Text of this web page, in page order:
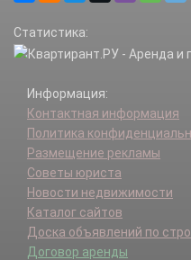
Статистика:
Информация:
Контактная информация
Политика
Размещение рекламы
Советы юриста
Новости недвижимости
Каталог сайтов
Доска объявлений по
Договор аренды